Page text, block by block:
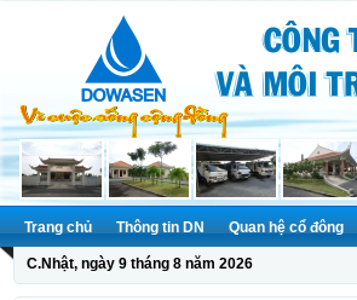
Trang chủ Thông tin DN Quan hệ cổ đông
C.Nhật, ngày 9 tháng 8 năm 2026